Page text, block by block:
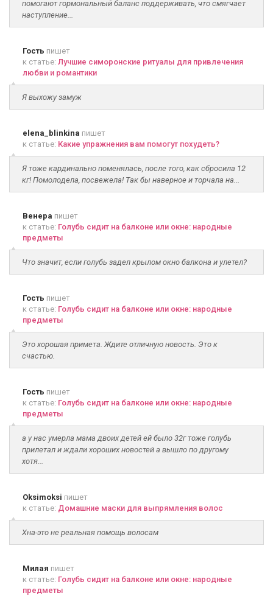
помогают гормональный баланс поддерживать, что смягчает
наступление...
Гость пишет
к статье: Лучшие симоронские ритуалы для привлечения
любви и романтики
Я выхожу замуж
elena_blinkina пишет
к статье: Какие упражнения вам помогут похудеть?
Я тоже кардинально поменялась, после того, как сбросила 12
кг! Помолодела, посвежела! Так бы наверное и торчала на...
Венера пишет
к статье: Голубь сидит на балконе или окне: народные
предметы
Что значит, если голубь задел крылом окно балкона и улетел?
Гость пишет
к статье: Голубь сидит на балконе или окне: народные
предметы
Это хорошая примета. Ждите отличную новость. Это к
счастью.
Гость пишет
к статье: Голубь сидит на балконе или окне: народные
предметы
а у нас умерла мама двоих детей ей было 32г тоже голубь
прилетал и ждали хороших новостей а вышло по другому
хотя...
Oksimoksi пишет
к статье: Домашние маски для выпрямления волос
Хна-это не реальная помощь волосам
Милая пишет
к статье: Голубь сидит на балконе или окне: народные
предметы